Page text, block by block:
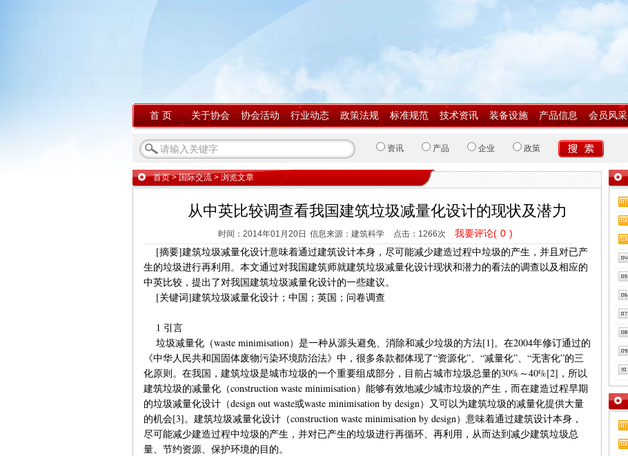
首 页 关于协会 协会活动 行业动态 政策法规 标准规范 技术资讯 装备设施 产品信息 会员风采
资讯 产品 企业 政策
首页>国际交流 > 浏览文章
从中英比较调查看我国建筑垃圾减量化设计的现状及潜力
时间：2014年01月20日 信息来源：建筑科学 点击： 1266次 我要评论( 0 )
[摘要]建筑垃圾减量化设计意味着通过建筑设计本身，尽可能减少建造过程中垃圾的产生，并且对已产
生的垃圾进行再利用。本文通过对我国建筑师就建筑垃圾减量化设计现状和潜力的看法的调查以及相应的
中英比较，提出了对我国建筑垃圾减量化设计的一些建议。
[关键词]建筑垃圾减量化设计；中国；英国；问卷调查
1 引言
垃圾减量化（waste minimisation）是一种从源头避免、消除和减少垃圾的方法[1]。在2004年修订通过的
《中华人民共和国固体废物污染环境防治法》中，很多条款都体现了“资源化”、“减量化”、“无害化”的三
化原则。在我国，建筑垃圾是城市垃圾的一个重要组成部分，目前占城市垃圾总量的30%～40%[2]，所以
建筑垃圾的减量化（construction waste minimisation）能够有效地减少城市垃圾的产生，而在建造过程早期
的垃圾减量化设计（design out waste或waste minimisation by design）又可以为建筑垃圾的减量化提供大量
的机会[3]。建筑垃圾减量化设计（construction waste minimisation by design）意味着通过建筑设计本身，
尽可能减少建造过程中垃圾的产生，并对已产生的垃圾进行再循环、再利用，从而达到减少建筑垃圾总
量、节约资源、保护环境的目的。